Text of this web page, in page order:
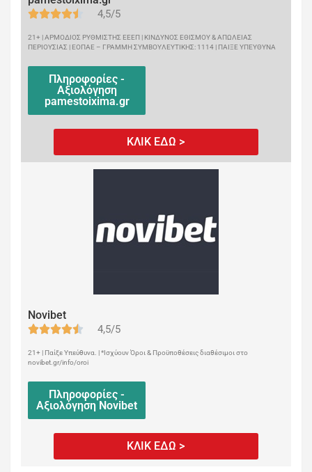
4,5/5
21+ | ΑΡΜΟΔΙΟΣ ΡΥΘΜΙΣΤΗΣ ΕΕΕΠ | ΚΙΝΔΥΝΟΣ ΕΘΙΣΜΟΥ & ΑΠΩΛΕΙΑΣ
ΠΕΡΙΟΥΣΙΑΣ | ΕΟΠΑΕ – ΓΡΑΜΜΗ ΣΥΜΒΟΥΛΕΥΤΙΚΗΣ: 1114 | ΠΑΙΞΕ ΥΠΕΥΘΥΝΑ
Πληροφορίες -
Αξιολόγηση
pamestoixima.gr
ΚΛΙΚ ΕΔΩ >
Novibet
4,5/5
21+ | Παίξε Υπεύθυνα. | *Ισχύουν Όροι & Προϋποθέσεις διαθέσιμοι στο
novibet.gr/info/oroi
Πληροφορίες -
Αξιολόγηση Novibet
ΚΛΙΚ ΕΔΩ >